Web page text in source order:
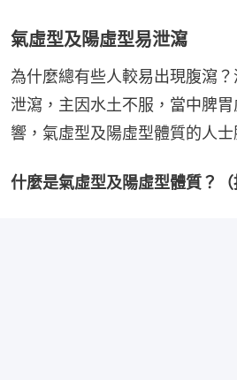
氣虛型及陽虛型易泄瀉
為什麼總有些人較易出現腹瀉
泄瀉，主因水土不服，當中脾
響，氣虛型及陽虛型體質的人士
什麼是氣虛型及陽虛型體質？（